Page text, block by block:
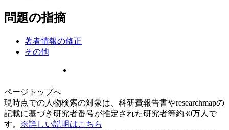
問題の指摘
著者情報の修正
その他
ページトップへ
現時点での人物検索の対象は、科研費報告書やresearchmapの
記載に基づき研究者番号が推定された研究者等約30万人で
す。
※詳しい説明はこちら